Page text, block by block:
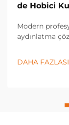
de Hobici
Modern
aydınlatma
kişisel
geldi. Bu
DAHA